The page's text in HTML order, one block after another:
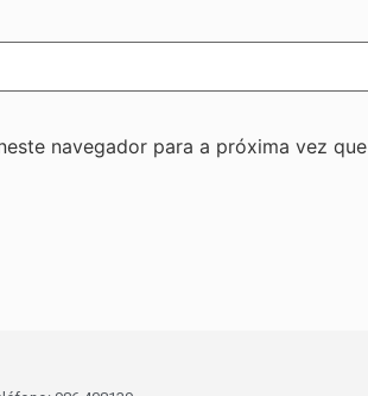
navegador para a próxima vez que